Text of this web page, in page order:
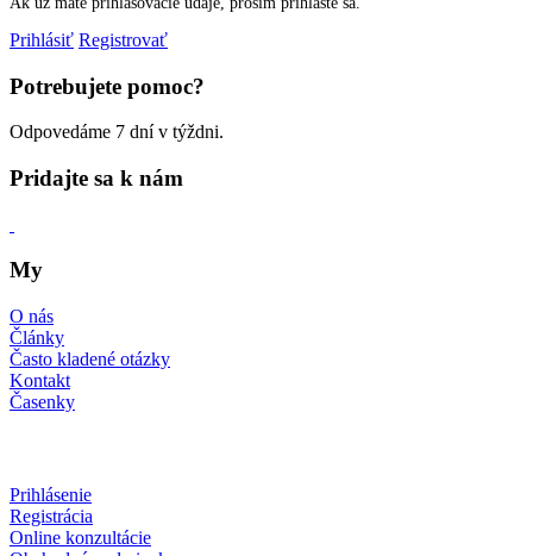
Prihlásiť Registrovať
Potrebujete pomoc?
Odpovedáme 7 dní v týždni.
Pridajte sa k nám
My
O nás
Články
Často kladené otázky
Kontakt
Časenky
Prihlásenie
Registrácia
Online konzultácie